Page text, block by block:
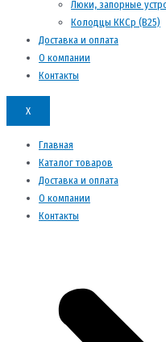
Люки, запорные
Колодцы ККСр (В25)
Доставка и оплата
О компании
Контакты
X
Главная
Каталог товаров
Доставка и оплата
О компании
Контакты